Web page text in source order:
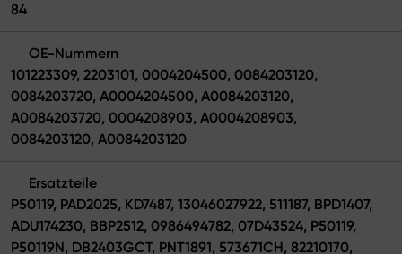
84
OE-Nummern
101223309, 2203101, 0004204500, 0084203120,
0084203720, A0004204500, A0084203120,
A0084203720, 0004208903, A0004208903,
0084203120, A0084203120
Ersatzteile
P50119, PAD2025, KD7487, 13046027922, 511187, BPD1407,
ADU174230, BBP2512, 0986494782, 07D43524, P50119,
P50119N, DB2403GCT, PNT1891, 573671CH, 82210170,